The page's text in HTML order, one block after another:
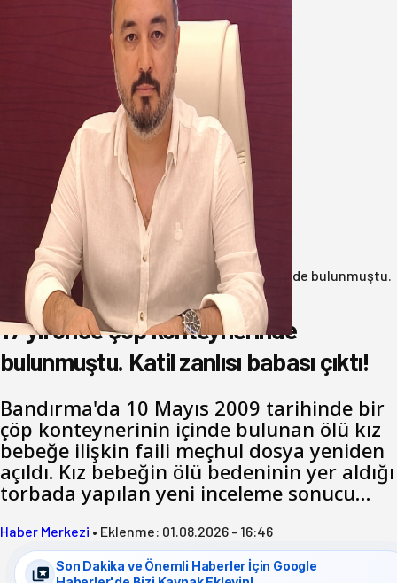
Oğuzbeyi’nden Balıkesirspor
yönetimine cevap : Herkes kendine
yakışanı yapar, buluttan nem
kapmayın!
07 Ağustos 2026
Anasayfa/ 3.Sayfa/ 17 yıl önce çöp konteynerinde bulunmuştu.
Katil zanlısı babası çıktı!
17 yıl önce çöp konteynerinde
bulunmuştu. Katil zanlısı babası çıktı!
Bandırma'da 10 Mayıs 2009 tarihinde bir
çöp konteynerinin içinde bulunan ölü kız
bebeğe ilişkin faili meçhul dosya yeniden
açıldı. Kız bebeğin ölü bedeninin yer aldığı
torbada yapılan yeni inceleme sonucu…
Haber Merkezi • Eklenme: 01.08.2026 - 16:46
Son Dakika ve Önemli Haberler İçin Google